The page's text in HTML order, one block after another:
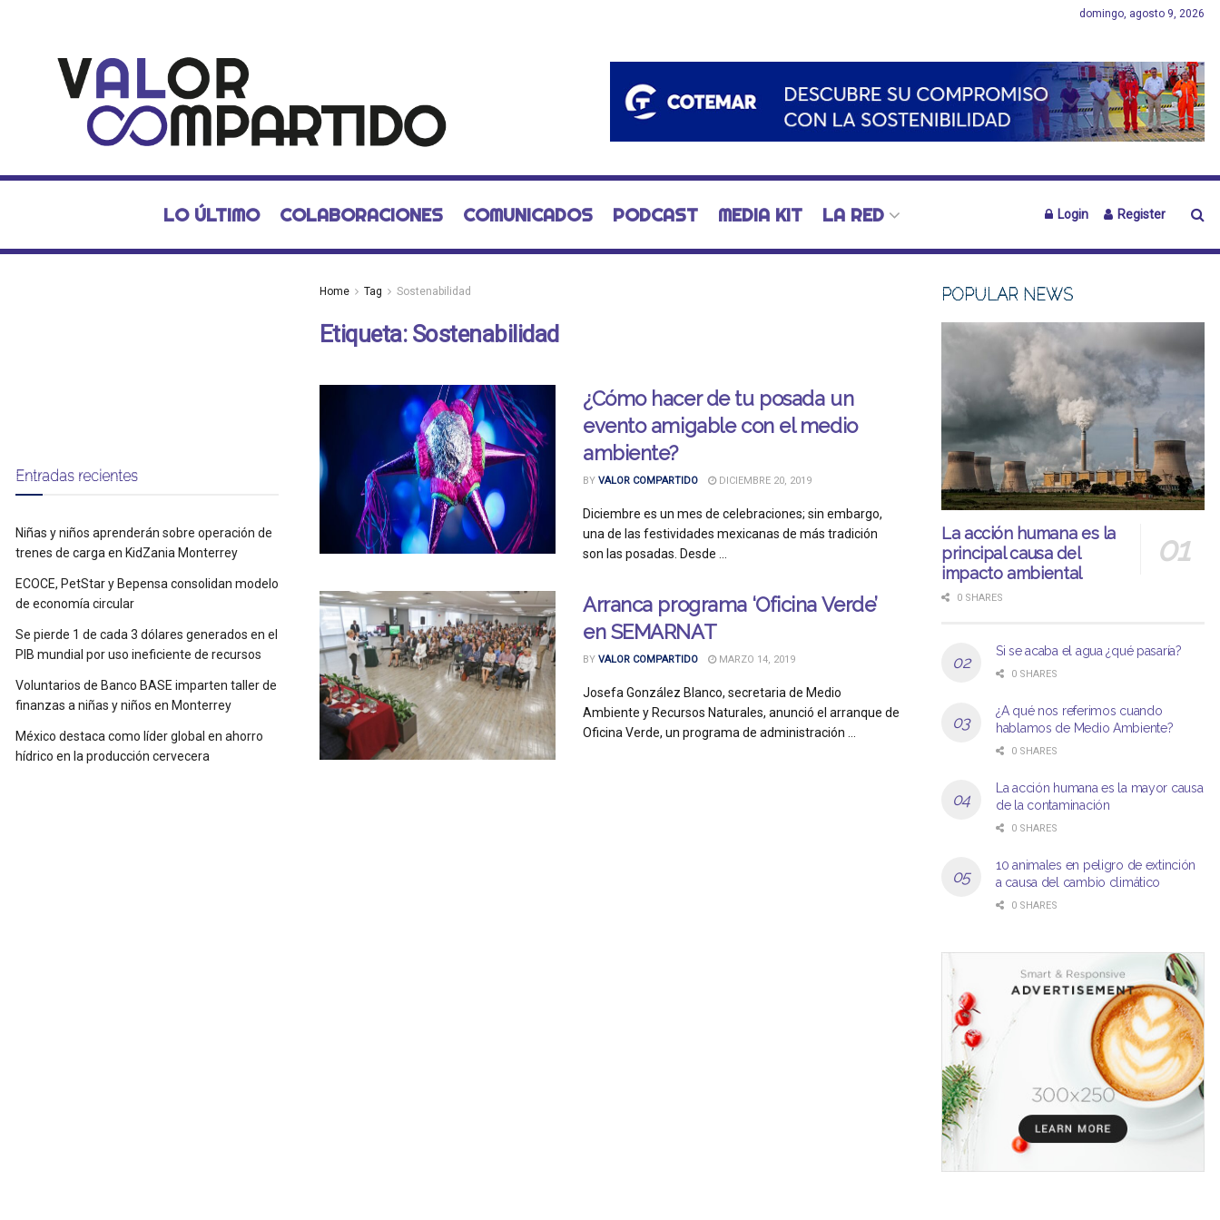
domingo, agosto 9, 2026
LO ÚLTIMO COLABORACIONES COMUNICADOS PODCAST MEDIA KIT LA RED Login Register
Home Tag Sostenabilidad
Etiqueta: Sostenabilidad
¿Cómo hacer de tu posada un
evento amigable con el medio
ambiente?
BY VALOR COMPARTIDO DICIEMBRE 20, 2019
Diciembre es un mes de celebraciones; sin embargo,
una de las festividades mexicanas de más tradición
son las posadas. Desde ...
Arranca programa ‘Oficina Verde’
en SEMARNAT
BY VALOR COMPARTIDO MARZO 14, 2019
Josefa González Blanco, secretaria de Medio
Ambiente y Recursos Naturales, anunció el arranque de
Oficina Verde, un programa de administración ...
Entradas recientes
Niñas y niños aprenderán sobre operación de
trenes de carga en KidZania Monterrey
ECOCE, PetStar y Bepensa consolidan modelo
de economía circular
Se pierde 1 de cada 3 dólares generados en el
PIB mundial por uso ineficiente de recursos
Voluntarios de Banco BASE imparten taller de
finanzas a niñas y niños en Monterrey
México destaca como líder global en ahorro
hídrico en la producción cervecera
POPULAR NEWS
La acción humana es la
principal causa del
impacto ambiental
0 SHARES
Si se acaba el agua ¿qué pasaría?
0 SHARES
¿A qué nos referimos cuando
hablamos de Medio Ambiente?
0 SHARES
La acción humana es la mayor causa
de la contaminación
0 SHARES
10 animales en peligro de extinción
a causa del cambio climático
0 SHARES